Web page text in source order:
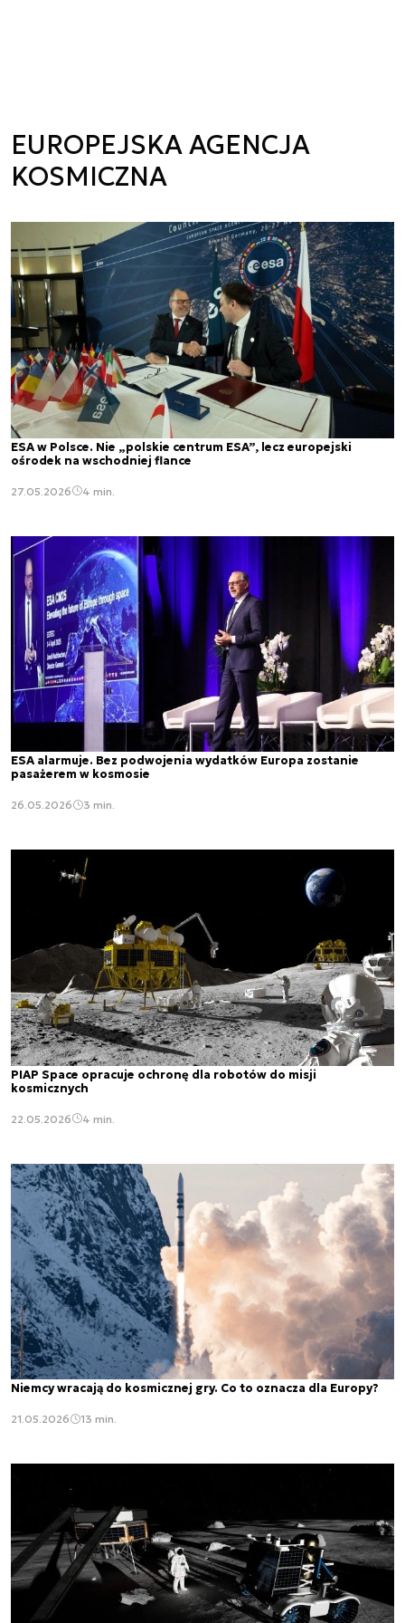
EUROPEJSKA AGENCJA
KOSMICZNA
ESA w Polsce. Nie „polskie centrum ESA”, lecz europejski
ośrodek na wschodniej flance
27.05.2026 4 min.
ESA alarmuje. Bez podwojenia wydatków Europa zostanie
pasażerem w kosmosie
26.05.2026 3 min.
PIAP Space opracuje ochronę dla robotów do misji
kosmicznych
22.05.2026 4 min.
Niemcy wracają do kosmicznej gry. Co to oznacza dla Europy?
21.05.2026 13 min.